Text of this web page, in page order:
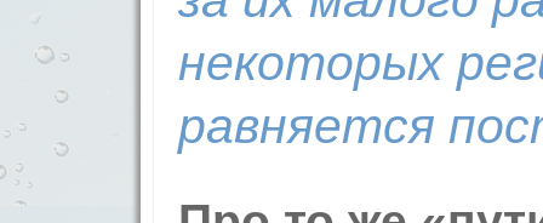
некоторых
равняется